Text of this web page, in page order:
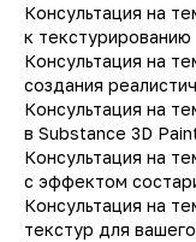
Консультация на
к текстурированию
Консультация на
создания
Консультация на
в Substance 3D
Консультация на
с эффектом
Консультация на
текстур для